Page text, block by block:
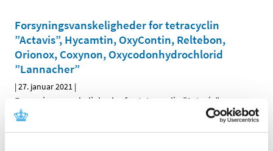
Forsyningsvanskeligheder for tetracyclin
”Actavis”, Hycamtin, OxyContin, Reltebon,
Orionox, Coxynon, Oxycodonhydrochlorid
”Lannacher”
|27. januar 2021 |
Forsyningsvanskeligheder for tetracyclin ”Actavis”,
Hycamtin, OxyContin, Reltebon, Orionox, Coxynon,…